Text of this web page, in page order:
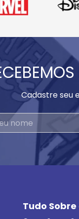
Cadastre seu
Tudo Sobre